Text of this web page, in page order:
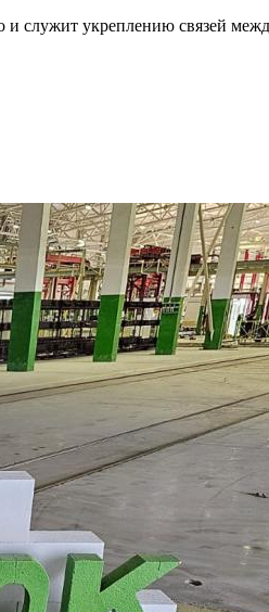
и служит укреплению связей